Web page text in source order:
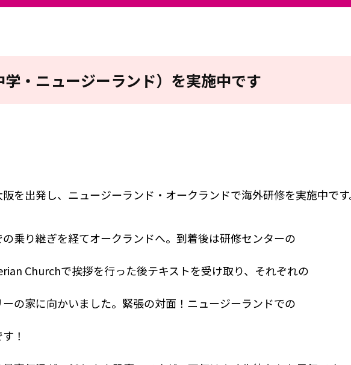
・ニュージーランド）を実施中です
を出発し、ニュージーランド・オークランドで海外研修を実施中です
乗り継ぎを経てオークランドへ。到着後は研修センターの
Churchで挨拶を行った後テキストを受け取り、それぞれの
の家に向かいました。緊張の対面！ニュージーランドでの
！